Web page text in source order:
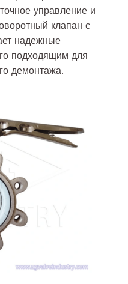
управление и
клапан с
надежные
подходящим для
демонтажа.